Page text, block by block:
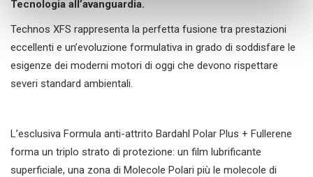
Tecnologia all’avanguardia.
Technos XFS rappresenta la perfetta fusione tra prestazioni
eccellenti e un’evoluzione formulativa in grado di soddisfare le
esigenze dei moderni motori di oggi che devono rispettare
severi standard ambientali.
L’esclusiva Formula anti-attrito Bardahl Polar Plus + Fullerene
forma un triplo strato di protezione: un film lubrificante
superficiale, una zona di Molecole Polari più le molecole di